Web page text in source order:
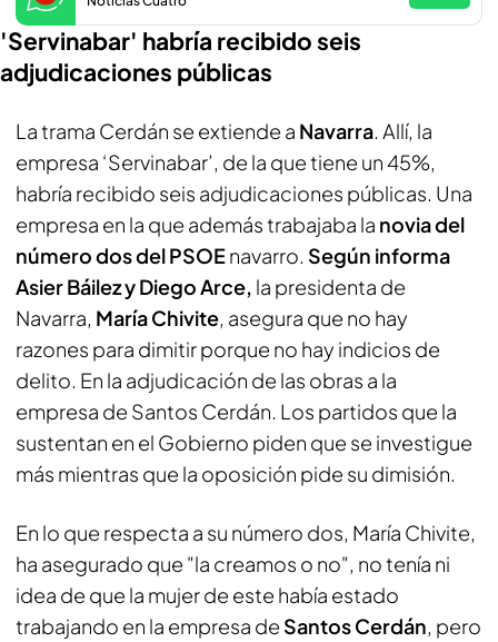
'Servinabar' habría recibido seis
adjudicaciones públicas
La trama Cerdán se extiende a Navarra. Allí, la
empresa ‘Servinabar’, de la que tiene un 45%,
habría recibido seis adjudicaciones públicas. Una
empresa en la que además trabajaba la novia del
número dos del PSOEnavarro. Según informa
Asier Báilez y Diego Arce, la presidenta de
Navarra, María Chivite, asegura que no hay
razones para dimitir porque no hay indicios de
delito. En la adjudicación de las obras a la
empresa de Santos Cerdán. Los partidos que la
sustentan en el Gobierno piden que se investigue
más mientras que la oposición pide su dimisión.
En lo que respecta a su número dos, María Chivite,
ha asegurado que "la creamos o no", no tenía ni
idea de que la mujer de este había estado
trabajando en la empresa de Santos Cerdán, pero